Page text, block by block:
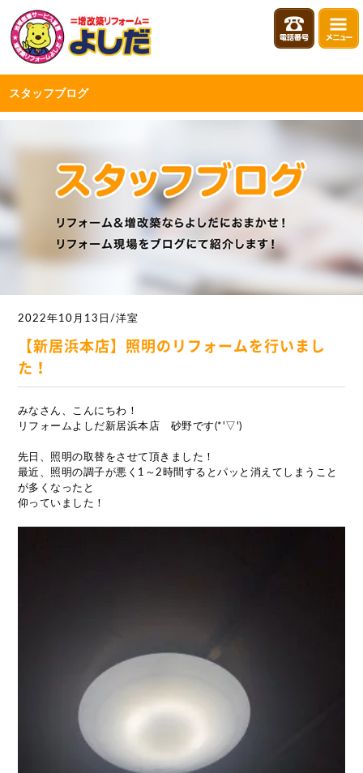
スタッフブログ
2022年10月13日/洋室
【新居浜本店】照明のリフォームを行いまし
た！
みなさん、こんにちわ！
リフォームよしだ新居浜本店 砂野です(*'▽')
先日、照明の取替をさせて頂きました！
最近、照明の調子が悪く1～2時間するとパッと消えてしまうこと
が多くなったと
仰っていました！